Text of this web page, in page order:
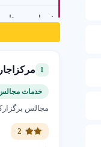
خدمات
سالن زیبایی
کارشناس
کاشت ناخن
1
خدمات
مجالس
2
دریافت
چالش
عدم